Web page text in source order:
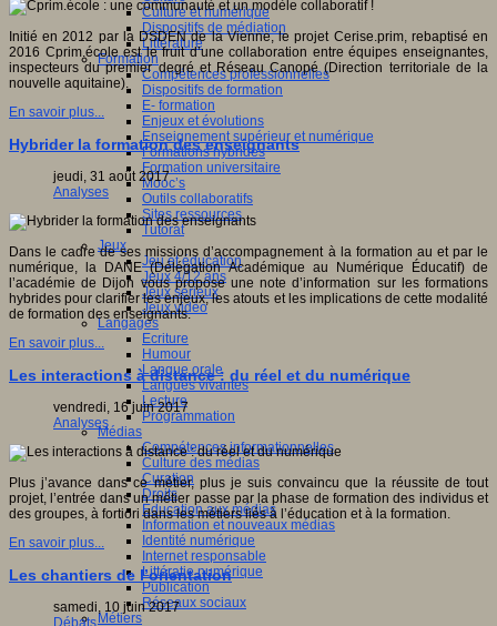
Culture et numérique
Dispositifs de médiation
Littérature
Formation
Compétences professionnelles
Dispositifs de formation
E- formation
Enjeux et évolutions
Enseignement supérieur et numérique
Formations hybrides
Formation universitaire
Mooc’s
Outils collaboratifs
Sites ressources
Tutorat
Jeux
Jeu et éducation
Jeux 4/12 ans
Jeux sérieux
Jeux vidéo
Langages
Ecriture
Humour
Langue orale
Langues vivantes
Lecture
Programmation
Médias
Compétences informationnelles
Culture des médias
Curation
Droits
Education aux médias
Information et nouveaux médias
Identité numérique
Internet responsable
Littératie numérique
Publication
Réseaux sociaux
Métiers
Initié en 2012 par la DSDEN de la Vienne, le projet Cerise.prim, rebaptisé en
2016 Cprim.école est le fruit d’une collaboration entre équipes enseignantes,
inspecteurs du premier degré et Réseau Canopé (Direction territoriale de la
nouvelle aquitaine).
En savoir plus...
Hybrider la formation des enseignants
jeudi, 31 août 2017
Analyses
Dans le cadre de ses missions d’accompagnement à la formation au et par le
numérique, la DANE (Délégation Académique au Numérique Éducatif) de
l’académie de Dijon vous propose une note d’information sur les formations
hybrides pour clarifier les enjeux, les atouts et les implications de cette modalité
de formation des enseignants.
En savoir plus...
Les interactions à distance : du réel et du numérique
vendredi, 16 juin 2017
Analyses
Plus j’avance dans ce métier, plus je suis convaincu que la réussite de tout
projet, l’entrée dans un métier passe par la phase de formation des individus et
des groupes, à fortiori dans les métiers liés à l’éducation et à la formation.
En savoir plus...
Les chantiers de l’orientation
samedi, 10 juin 2017